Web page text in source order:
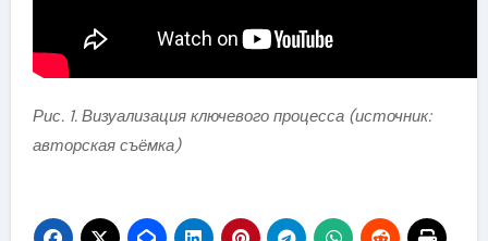
Рис. 1. Визуализация ключевого процесса (источник:
авторская съёмка)